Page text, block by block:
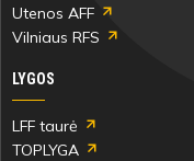
Utenos AFF
Vilniaus RFS
LYGOS
LFF taurė
TOPLYGA